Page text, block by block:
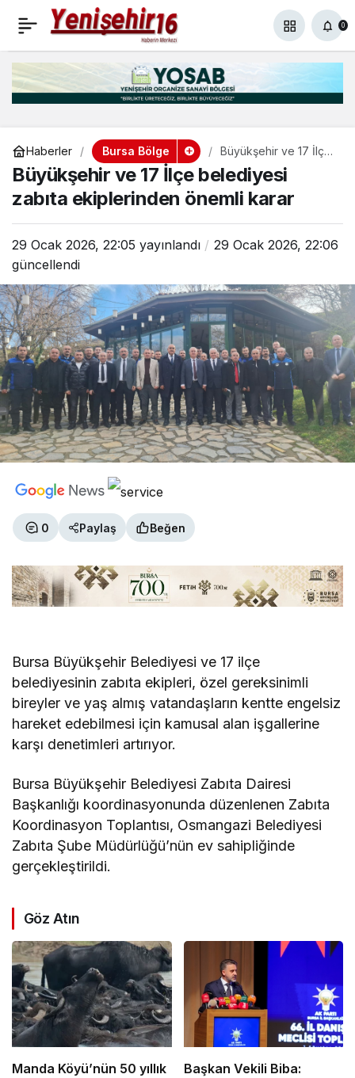
0
Haberler Bursa Bölge
Büyükşehir ve 17 İlçe
belediyesi zabıta
ekiplerinden önemli
karar
Büyükşehir ve 17 İlçe belediyesi
zabıta ekiplerinden önemli karar
29 Ocak 2026, 22:05 yayınlandı
29 Ocak 2026, 22:06
güncellendi
0 Paylaş Beğen
Bursa Büyükşehir Belediyesi ve 17 ilçe
belediyesinin zabıta ekipleri, özel gereksinimli
bireyler ve yaş almış vatandaşların kentte engelsiz
hareket edebilmesi için kamusal alan işgallerine
karşı denetimleri artırıyor.
Bursa Büyükşehir Belediyesi Zabıta Dairesi
Başkanlığı koordinasyonunda düzenlenen Zabıta
Koordinasyon Toplantısı, Osmangazi Belediyesi
Zabıta Şube Müdürlüğü’nün ev sahipliğinde
gerçekleştirildi.
Göz Atın
Manda Köyü’nün 50 yıllık
Başkan Vekili Biba:
Başkan Bozbey,
Bursa’nın ulaşım
haritasını açıkladı
0 Paylaş